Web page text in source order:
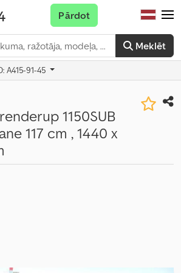
Meklēt
Pārdot
A415-91-45
1150SUB
117 cm , 1440 x